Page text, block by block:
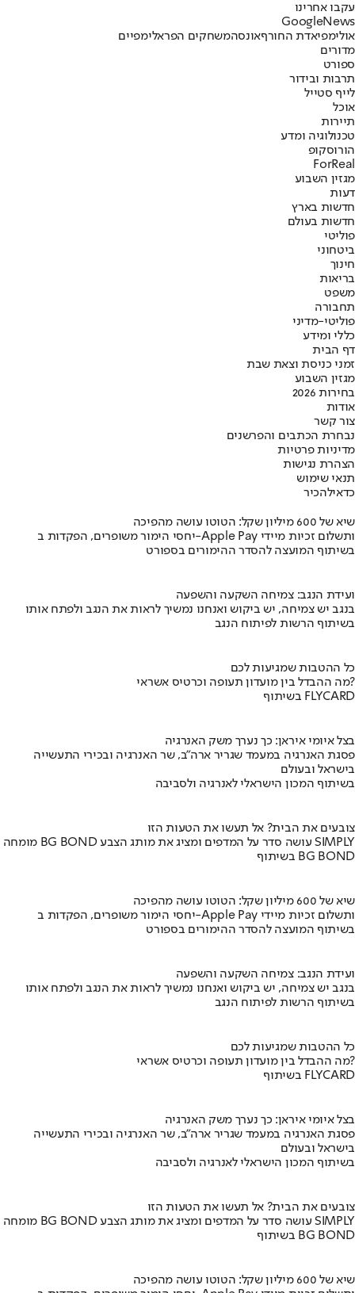
עקבו אחרינו
Googl eNews
אולימפיאדת החורףאונסהמשחקים הפראלימפיים
מדורים
ספורט
תרבות ובידור
לייף סטייל
אוכל
תיירות
טכנולוגיה ומדע
הורוסקופ
ForReal
מגזין השבוע
דעות
חדשות בארץ
חדשות בעולם
פוליטי
ביטחוני
חינוך
בריאות
משפט
תחבורה
פוליטי-מדיני
כללי ומידע
דף הבית
זמני כניסת וצאת שבת
מגזין השבוע
בחירות 2026
אודות
צור קשר
נבחרת הכתבים והפרשנים
מדיניות פרטיות
הצהרת נגישות
תנאי שימוש
כדאילהכיר
שיא של 600 מיליון שקל: הטוטו עושה מהפיכה
יחסי הימור משופרים, הפקדות ב-Apple Pay ותשלום זכיות מיידי
בשיתוף המועצה להסדר ההימורים בספורט
ועידת הנגב: צמיחה השקעה והשפעה
בנגב יש צמיחה, יש ביקוש ואנחנו נמשיך לראות את הנגב ולפתח אותו
בשיתוף הרשות לפיתוח הנגב
כל ההטבות שמגיעות לכם
מה ההבדל בין מועדון תעופה וכרטיס אשראי?
בשיתוף FLYCARD
בצל איומי איראן: כך נערך משק האנרגיה
פסגת האנרגיה במעמד שגריר ארה"ב, שר האנרגיה ובכירי התעשייה
בישראל ובעולם
בשיתוף המכון הישראלי לאנרגיה ולסביבה
צובעים את הבית? אל תעשו את הטעות הזו
מומחה BG BOND עושה סדר על המדפים ומציג את מותג הצבע SIMPLY
בשיתוף BG BOND
שיא של 600 מיליון שקל: הטוטו עושה מהפיכה
יחסי הימור משופרים, הפקדות ב-Apple Pay ותשלום זכיות מיידי
בשיתוף המועצה להסדר ההימורים בספורט
ועידת הנגב: צמיחה השקעה והשפעה
בנגב יש צמיחה, יש ביקוש ואנחנו נמשיך לראות את הנגב ולפתח אותו
בשיתוף הרשות לפיתוח הנגב
כל ההטבות שמגיעות לכם
מה ההבדל בין מועדון תעופה וכרטיס אשראי?
בשיתוף FLYCARD
בצל איומי איראן: כך נערך משק האנרגיה
פסגת האנרגיה במעמד שגריר ארה"ב, שר האנרגיה ובכירי התעשייה
בישראל ובעולם
בשיתוף המכון הישראלי לאנרגיה ולסביבה
צובעים את הבית? אל תעשו את הטעות הזו
מומחה BG BOND עושה סדר על המדפים ומציג את מותג הצבע SIMPLY
בשיתוף BG BOND
שיא של 600 מיליון שקל: הטוטו עושה מהפיכה